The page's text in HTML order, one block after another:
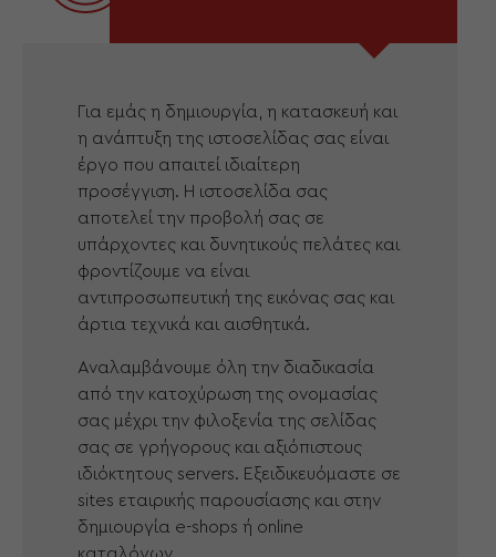
Για εμάς η δημιουργία, η κατασκευή και
η ανάπτυξη της ιστοσελίδας σας είναι
έργο που απαιτεί ιδιαίτερη
προσέγγιση. Η ιστοσελίδα σας
αποτελεί την προβολή σας σε
υπάρχοντες και δυνητικούς πελάτες και
φροντίζουμε να είναι
αντιπροσωπευτική της εικόνας σας και
άρτια τεχνικά και αισθητικά.
Αναλαμβάνουμε όλη την διαδικασία
από την κατοχύρωση της ονομασίας
σας μέχρι την φιλοξενία της σελίδας
σας σε γρήγορους και αξιόπιστους
ιδιόκτητους servers. Εξειδικευόμαστε σε
sites εταιρικής παρουσίασης και στην
δημιουργία e-shops ή online